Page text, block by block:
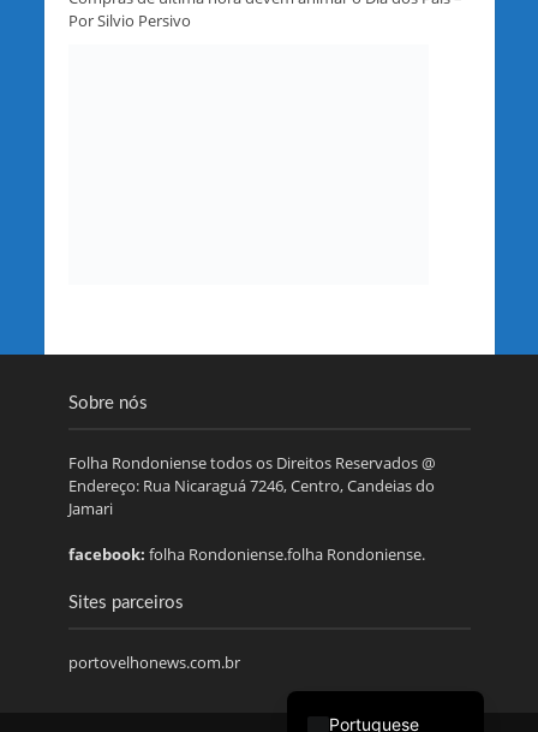
Por Silvio Persivo
Sobre nós
Folha Rondoniense todos os Direitos Reservados @
Endereço: Rua Nicaraguá 7246, Centro, Candeias do
Jamari
facebook: folha Rondoniense.folha Rondoniense.
Sites parceiros
portovelhonews.com.br
Portuguese